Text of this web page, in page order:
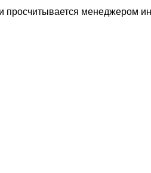
просчитывается менеджером